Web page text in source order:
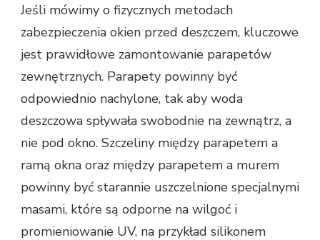
Jeśli mówimy o fizycznych metodach
zabezpieczenia okien przed deszczem, kluczowe
jest prawidłowe zamontowanie parapetów
zewnętrznych. Parapety powinny być
odpowiednio nachylone, tak aby woda
deszczowa spływała swobodnie na zewnątrz, a
nie pod okno. Szczeliny między parapetem a
ramą okna oraz między parapetem a murem
powinny być starannie uszczelnione specjalnymi
masami, które są odporne na wilgoć i
promieniowanie UV, na przykład silikonem